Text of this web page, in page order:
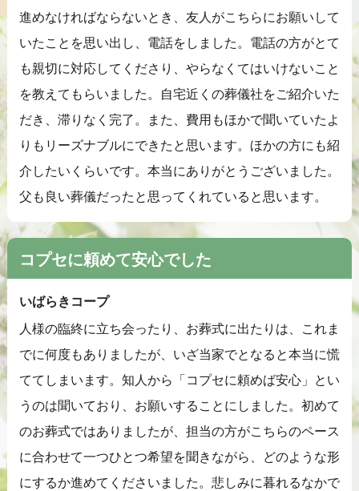
進めなければならないとき、友人がこちらにお願いして
いたことを思い出し、電話をしました。電話の方がとて
も親切に対応してくださり、やらなくてはいけないこと
を教えてもらいました。⾃宅近くの葬儀社をご紹介いた
だき、滞りなく完了。また、費用もほかで聞いていたよ
りもリーズナブルにできたと思います。ほかの方にも紹
介したいくらいです。本当にありがとうございました。
父も良い葬儀だったと思ってくれていると思います。
コプセに頼めて安心でした
いばらきコープ
人様の臨終に立ち会ったり、お葬式に出たりは、これま
でに何度もありましたが、いざ当家でとなると本当に慌
ててしまいます。知人から「コプセに頼めば安心」とい
うのは聞いており、お願いすることにしました。初めて
のお葬式ではありましたが、担当の方がこちらのペース
に合わせて一つひとつ希望を聞きながら、どのような形
にするか進めてくださいました。悲しみに暮れるなかで